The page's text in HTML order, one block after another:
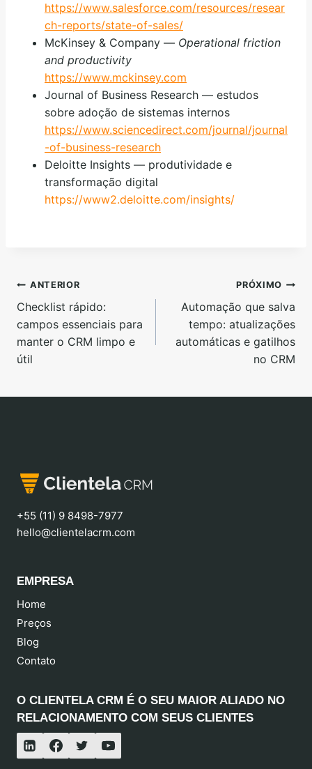
https://www.salesforce.com/resources/resear
ch-reports/state-of-sales/
McKinsey & Company — Operational friction
and productivity
https://www.mckinsey.com
Journal of Business Research — estudos
sobre adoção de sistemas internos
https://www.sciencedirect.com/journal/journal
-of-business-research
Deloitte Insights — produtividade e
transformação digital
https://www2.deloitte.com/insights/
ANTERIOR
Checklist rápido:
campos essenciais para
manter o CRM limpo e
útil
PRÓXIMO
Automação que salva
tempo: atualizações
automáticas e gatilhos
no CRM
+55 (11) 9 8498-7977
hello@clientelacrm.com
EMPRESA
Home
Preços
Blog
Contato
O CLIENTELA CRM É O SEU MAIOR ALIADO NO
RELACIONAMENTO COM SEUS CLIENTES